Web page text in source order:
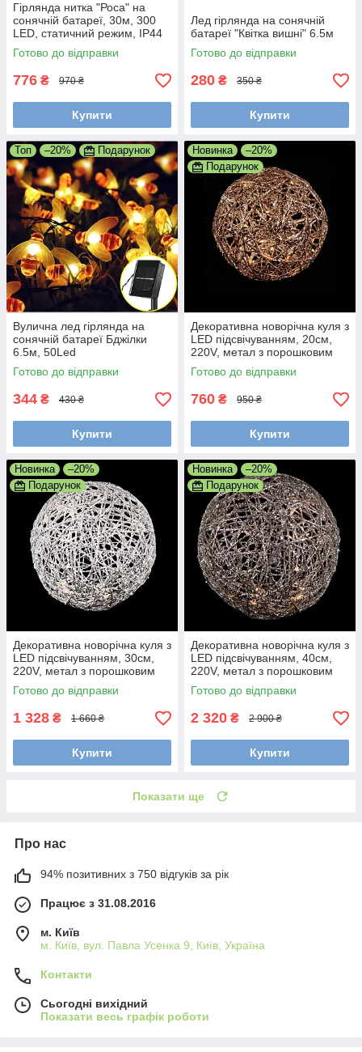
Гірлянда нитка "Роса" на
сонячній батареї, 30м, 300
LED, статичний режим, IP44
Готово до відправки
776 ₴ 970 ₴
Купити
Лед гірлянда на сонячній
батареї "Квітка вишні" 6.5м
Готово до відправки
280 ₴ 350 ₴
Купити
Топ –20% Подарунок
Вулична лед гірлянда на
сонячній батареї Бджілки
6.5м, 50Led
Готово до відправки
344 ₴ 430 ₴
Купити
Новинка
–20%
Подарунок
Декоративна новорічна куля з
LED підсвічуванням, 20см,
220V, метал з порошковим
покриттям, IP40
Готово до відправки
760 ₴ 950 ₴
Купити
Новинка
–20%
Подарунок
Декоративна новорічна куля з
LED підсвічуванням, 30см,
220V, метал з порошковим
покриттям, IP40
Готово до відправки
1 328 ₴ 1 660 ₴
Купити
Новинка
–20%
Подарунок
Декоративна новорічна куля з
LED підсвічуванням, 40см,
220V, метал з порошковим
покриттям, IP40
Готово до відправки
2 320 ₴ 2 900 ₴
Купити
Показати ще
Про нас
94% позитивних з 750 відгуків за рік
Працює з 31.08.2016
м. Київ
м. Київ, вул. Павла Усенка 9, Київ, Україна
Контакти
Сьогодні вихідний
Показати весь графік роботи